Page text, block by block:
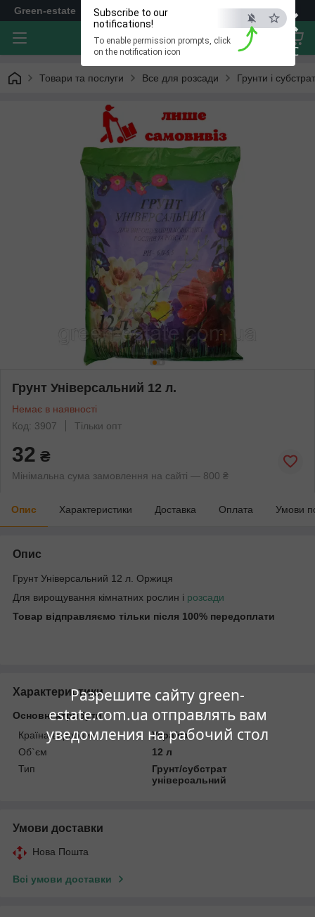
×
ESC
Разрешите сайту green-
estate.com.ua отправлять вам
уведомления на рабочий стол
Subscribe to our
notifications!
To enable permission prompts, click
on the notification icon
Green-estate
Товари та послуги Все для розсади Грунти і
Грунт Універсальний 12 л.
Немає в наявності
Код: 3907
Тільки опт
32 ₴
Мінімальна сума замовлення на сайті — 800 ₴
Опис Характеристики Доставка Оплата Умови
Опис
Грунт Універсальний 12 л. Оржиця
Для вирощування кімнатних рослин і розсади
Товар відправляємо тільки після 100% передоплати
Характеристики
Основні атрибути
Країна виробник
Україна
Об`єм
12 л
Тип
Грунт/субстрат
універсальний
Умови доставки
Нова Пошта
Всі умови доставки